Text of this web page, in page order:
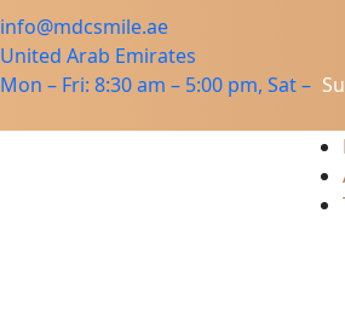
info@mdcsmile.ae
United Arab Emirates
Mon – Fri: 8:30 am – 5:00 pm, Sat –